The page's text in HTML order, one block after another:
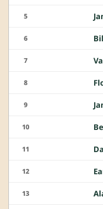
5
6
7
8
9
10
11
12
13